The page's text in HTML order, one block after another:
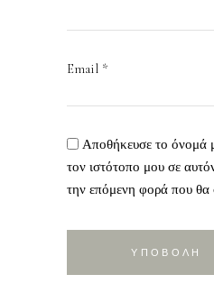
Email *
Αποθήκευσε το όνομά
τον ιστότοπο μου σε
την επόμενη φορά που θα